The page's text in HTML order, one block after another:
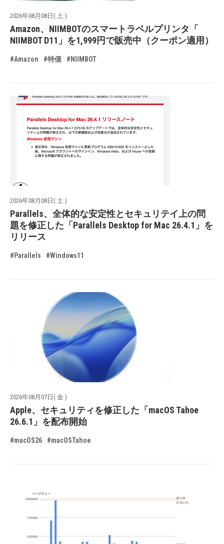
2026年08月08日( 土 )
Amazon、NIIMBOTのスマートラベルプリンタ「
NIIMBOT D11」を1,999円で販売中（クーポン適用）
#Amazon #特価 #NIIMBOT
2026年08月08日( 土 )
Parallels、全体的な安定性とセキュリテイ上の問
題を修正した「Parallels Desktop for Mac 26.4.1」を
リリース
#Parallels #Windows11
2026年08月07日( 金 )
Apple、セキュリティを修正した「macOS Tahoe
26.6.1」を配布開始
#macOS26 #macOSTahoe